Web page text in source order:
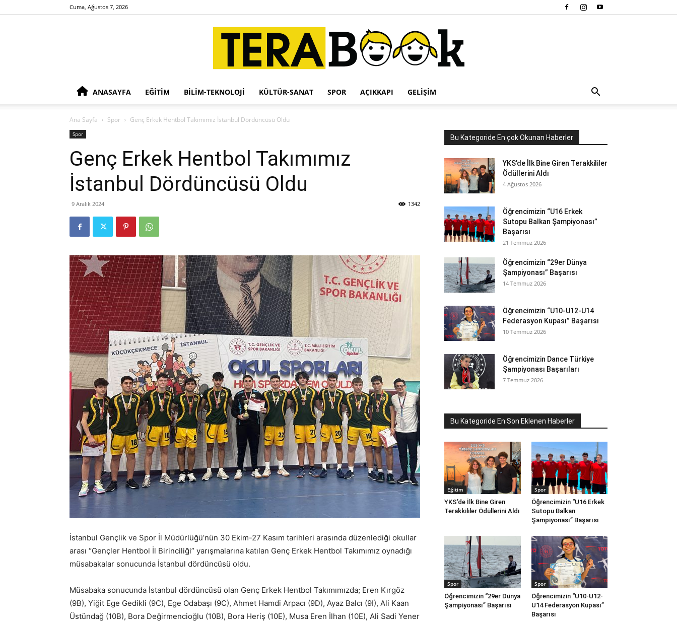
Cuma, Ağustos 7, 2026
ANASAYFA EĞITIM BILIM-TEKNOLOJI KÜLTÜR-SANAT SPOR AÇIKKAPI GELIŞIM
Ana Sayfa Spor Genç Erkek Hentbol Takımımız İstanbul Dördüncüsü Oldu
Spor
Genç Erkek Hentbol Takımımız
İstanbul Dördüncüsü Oldu
9 Aralık 2024 1342
İstanbul Gençlik ve Spor İl Müdürlüğü’nün 30 Ekim-27 Kasım tarihleri arasında düzenlediği okullar
arası “Gençler Hentbol İl Birinciliği” yarışmalarına katılan Genç Erkek Hentbol Takımımız oynadığı
müsabakalar sonucunda İstanbul dördüncüsü oldu.
Müsabaka sonucunda İstanbul dördüncüsü olan Genç Erkek Hentbol Takımımızda; Eren Kırgöz
(9B), Yiğit Ege Gedikli (9C), Ege Odabaşı (9C), Ahmet Hamdi Arpacı (9D), Ayaz Balcı (9I), Ali Kaan
Üstündağ (10B), Bora Değirmencioğlu (10B), Bora Heriş (10E), Musa Eren İlhan (10E), Ali Sadi Yener
Bu Kategoride En çok Okunan Haberler
YKS’de İlk Bine Giren Terakkililer
Ödüllerini Aldı
4 Ağustos 2026
Öğrencimizin “U16 Erkek
Sutopu Balkan Şampiyonası”
Başarısı
21 Temmuz 2026
Öğrencimizin “29er Dünya
Şampiyonası” Başarısı
14 Temmuz 2026
Öğrencimizin “U10-U12-U14
Federasyon Kupası” Başarısı
10 Temmuz 2026
Öğrencimizin Dance Türkiye
Şampiyonası Başarıları
7 Temmuz 2026
Bu Kategoride En Son Eklenen Haberler
Eğitim
YKS’de İlk Bine Giren
Terakkililer Ödüllerini Aldı
Spor
Öğrencimizin “U16 Erkek
Sutopu Balkan
Şampiyonası” Başarısı
Spor
Öğrencimizin “29er Dünya
Şampiyonası” Başarısı
Spor
Öğrencimizin “U10-U12-
U14 Federasyon Kupası”
Başarısı